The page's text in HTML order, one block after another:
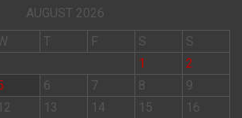
AUGUST 2026
T F S
S
1
2
6 7 8
9
12 13 14 15 16